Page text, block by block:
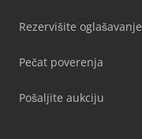
Rezervišite oglašavanje
Pečat poverenja
Pošaljite aukciju